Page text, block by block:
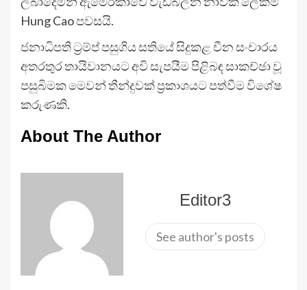
Hung Cao පවසයි.
ජනාධිපති ට්‍රම්ප් පසුගිය සතියේ සිදුකළ චීන සංචාරය
අතරතුර තායිවානයට අවි සැපයීම පිළිබඳ සාකච්ඡා වූ
පසුබිමක මෙවන් තීන්දුවක් ප්‍රකාශයට පත්වීම විශේෂ
කරුණකි.
About The Author
Editor3
See author's posts